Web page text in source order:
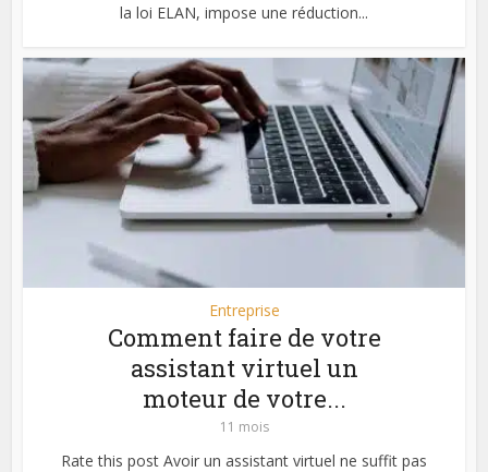
la loi ELAN, impose une réduction...
Entreprise
Comment faire de votre
assistant virtuel un
moteur de votre...
11 mois
Rate this post Avoir un assistant virtuel ne suffit pas